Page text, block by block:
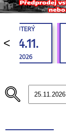
<
ÚTERÝ
24.11.
2026